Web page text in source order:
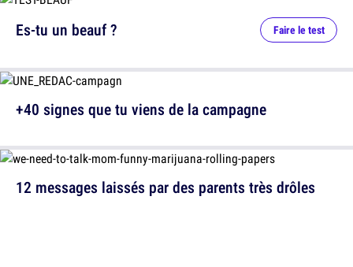
12 messages laissés par des parents très drôles
Es-tu un beauf ? Faire le test
+40 signes que tu viens de la campagne